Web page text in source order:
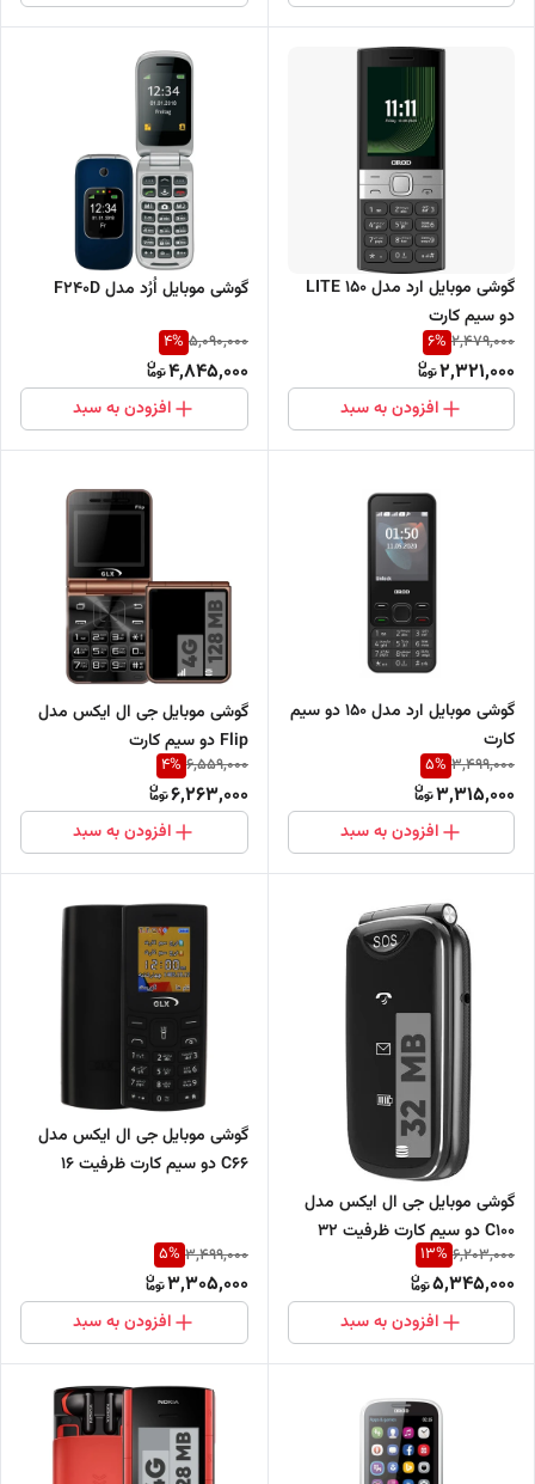
گوشی موبایل ارد مدل 150 LITE
دو سیم کارت
2,479,000
6%
2,321,000
افزودن به سبد
گوشی موبایل اُرُد مدل F240D
5,090,000
4%
4,845,000
افزودن به سبد
گوشی موبایل ارد مدل 150 دو سیم
کارت
3,499,000
5%
3,315,000
افزودن به سبد
گوشی موبایل جی ال ایکس مدل
Flip دو سیم کارت
6,559,000
4%
6,263,000
افزودن به سبد
گوشی موبایل جی ال ایکس مدل
C100 دو سیم کارت ظرفیت 32
مگابایت
6,203,000
13%
5,345,000
افزودن به سبد
گوشی موبایل جی ال ایکس مدل
C66 دو سیم کارت ظرفیت 16
3,499,000
5%
3,305,000
افزودن به سبد